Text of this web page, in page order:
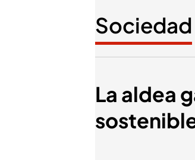
Sociedad
La aldea